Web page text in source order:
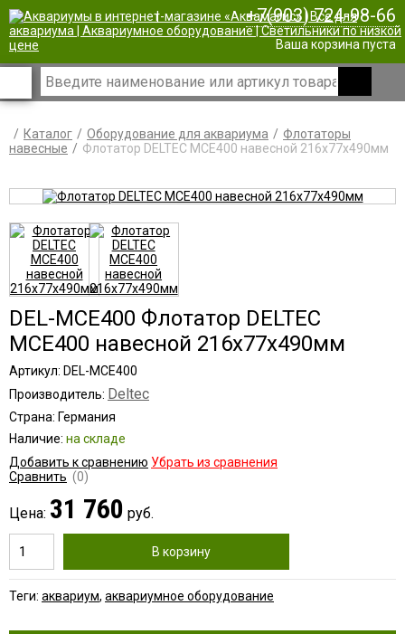
| +7(903) 724-98-66
Ваша корзина пуста
Каталог Оборудование для аквариума
Флотаторы
навесные
Флотатор DELTEC MCE400 навесной 216х77х490мм
DEL-MCE400 Флотатор DELTEC
MCE400 навесной 216х77х490мм
Артикул: DEL-MCE400
Производитель: Deltec
Страна: Германия
Наличие: на складе
Добавить к сравнению Убрать из сравнения
Сравнить (0)
Цена: 31 760 руб.
В корзину
Теги: аквариум, аквариумное оборудование